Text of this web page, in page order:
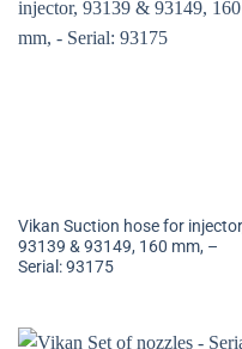
Vikan Suction hose for
93139 & 93149, 160 mm, –
Serial: 93175